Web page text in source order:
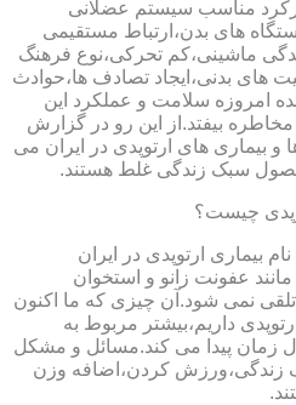
مناسب سیستم عضلانی
های بدن،ارتباط مستقیمی
ماشینی،کم تحرکی،نوع فرهنگ
های بدنی،ایجاد تصادف ها،حوادث
امروزه سلامت و عملکرد این
بیفتد.از این رو در گزارش
و بیماری های ارتوپدی در ایران می
محصول سبک زندگی غلط هستند.
چیست؟
بیماری ارتوپدی در ایران
عفونت زانو و استخوان
تلقی نمی شود.آن چیزی که ما اکنون
داریم،بیشتر مربوط به
زمان پیدا می کند.مسائل و مشکل
زندگی،ورزش کردن،اضافه وزن